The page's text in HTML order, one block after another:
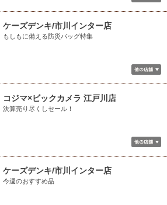
ケーズデンキ/市川インター店
もしもに備える防災バッグ特集
コジマ×ビックカメラ 江戸川店
決算売り尽くしセール！
ケーズデンキ/市川インター店
今週のおすすめ品